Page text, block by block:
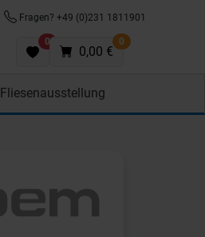
Fragen? +49 (0)231 1811901
0 0
0,00 €
Fliesenausstellung